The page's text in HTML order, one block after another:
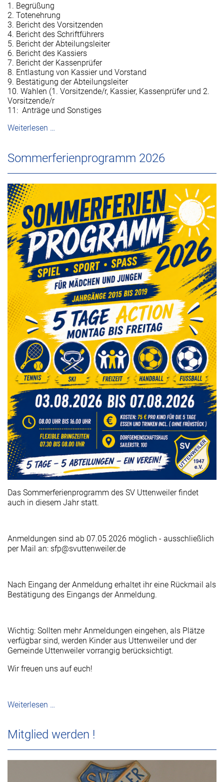
1. Begrüßung
2. Totenehrung
3. Bericht des Vorsitzenden
4. Bericht des Schriftführers
5. Bericht der Abteilungsleiter
6. Bericht des Kassiers
7. Bericht der Kassenprüfer
8. Entlastung von Kassier und Vorstand
9. Bestätigung der Abteilungsleiter
10. Wahlen (1. Vorsitzende/r, Kassier, Kassenprüfer und 2.
Vorsitzende/r
11: Anträge und Sonstiges
Weiterlesen …
Sommerferienprogramm 2026
Das Sommerferienprogramm des SV Uttenweiler findet
auch in diesem Jahr statt.
Anmeldungen sind ab 07.05.2026 möglich - ausschließlich
per Mail an: sfp@svuttenweiler.de
Nach Eingang der Anmeldung erhaltet ihr eine Rückmail als
Bestätigung des Eingangs der Anmeldung.
Wichtig: Sollten mehr Anmeldungen eingehen, als Plätze
verfügbar sind, werden Kinder aus Uttenweiler und der
Gemeinde Uttenweiler vorrangig berücksichtigt.
Wir freuen uns auf euch!
Weiterlesen …
Mitglied werden !